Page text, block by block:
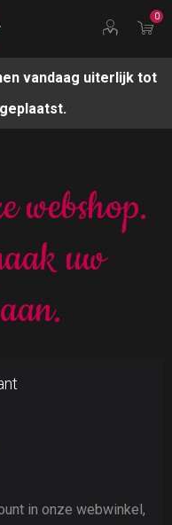
0
vandaag uiterlijk tot
webshop.
uw
in onze webwinkel,